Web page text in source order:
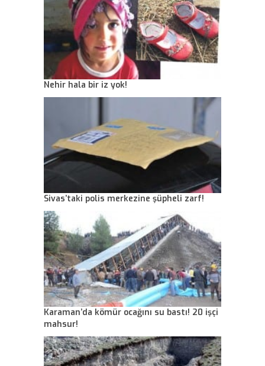
Nehir hala bir iz yok!
Sivas’taki polis merkezine şüpheli zarf!
Karaman’da kömür ocağını su bastı! 20 işçi
mahsur!